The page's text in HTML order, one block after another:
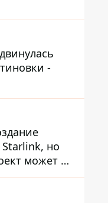
-
но
может не